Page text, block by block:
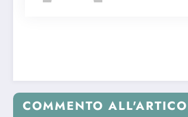
COMMENTO